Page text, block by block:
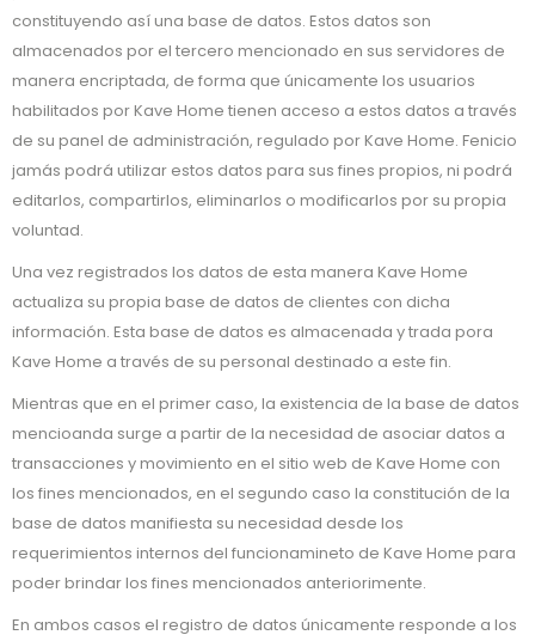
constituyendo así una base de datos. Estos datos son
almacenados por el tercero mencionado en sus servidores de
manera encriptada, de forma que únicamente los usuarios
habilitados por Kave Home tienen acceso a estos datos a través
de su panel de administración, regulado por Kave Home. Fenicio
jamás podrá utilizar estos datos para sus fines propios, ni podrá
editarlos, compartirlos, eliminarlos o modificarlos por su propia
voluntad.
Una vez registrados los datos de esta manera Kave Home
actualiza su propia base de datos de clientes con dicha
información. Esta base de datos es almacenada y trada pora
Kave Home a través de su personal destinado a este fin.
Mientras que en el primer caso, la existencia de la base de datos
mencioanda surge a partir de la necesidad de asociar datos a
transacciones y movimiento en el sitio web de Kave Home con
los fines mencionados, en el segundo caso la constitución de la
base de datos manifiesta su necesidad desde los
requerimientos internos del funcionamineto de Kave Home para
poder brindar los fines mencionados anteriorimente.
En ambos casos el registro de datos únicamente responde a los